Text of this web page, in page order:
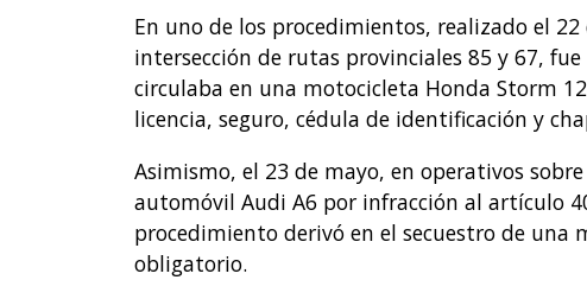
En uno de los procedimientos, realizado el
intersección de rutas provinciales 85 y 67,
circulaba en una motocicleta Honda Storm
licencia, seguro, cédula de identificación y
Asimismo, el 23 de mayo, en operativos
automóvil Audi A6 por infracción al artículo
procedimiento derivó en el secuestro de
obligatorio.